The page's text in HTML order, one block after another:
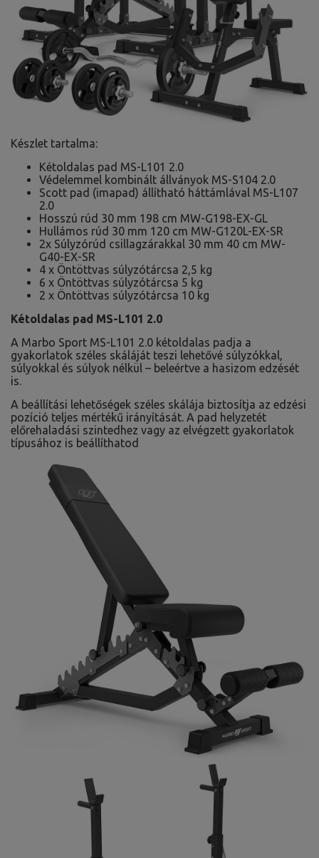
Készlet tartalma:
Kétoldalas pad MS-L101 2.0
Védelemmel kombinált állványok MS-S104 2.0
Scott pad (imapad) állítható háttámlával MS-L107
2.0
Hosszú rúd 30 mm 198 cm MW-G198-EX-GL
Hullámos rúd 30 mm 120 cm MW-G120L-EX-SR
2x Súlyzórúd csillagzárakkal 30 mm 40 cm MW-
G40-EX-SR
4 x Öntöttvas súlyzótárcsa 2,5 kg
6 x Öntöttvas súlyzótárcsa 5 kg
2 x Öntöttvas súlyzótárcsa 10 kg
Kétoldalas pad MS-L101 2.0
A Marbo Sport MS-L101 2.0 kétoldalas padja a
gyakorlatok széles skáláját teszi lehetővé súlyzókkal,
súlyokkal és súlyok nélkül – beleértve a hasizom edzését
is.
A beállítási lehetőségek széles skálája biztosítja az edzési
pozíció teljes mértékű irányítását. A pad helyzetét
előrehaladási szintedhez vagy az elvégzett gyakorlatok
típusához is beállíthatod